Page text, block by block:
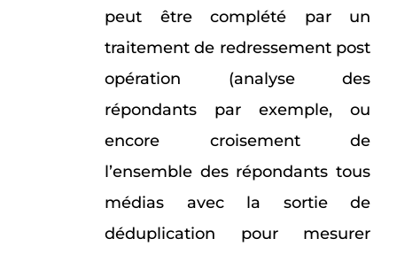
peut être complété par un
traitement de redressement post
opération (analyse des
répondants par exemple, ou
encore croisement de
l’ensemble des répondants tous
médias avec la sortie de
déduplication pour mesurer